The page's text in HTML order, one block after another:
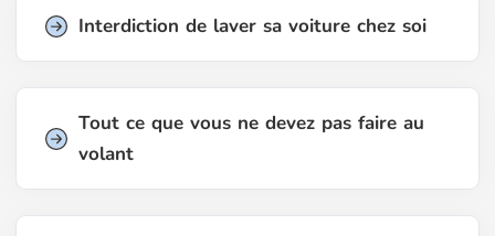
Interdiction de laver sa voiture chez soi
Tout ce que vous ne devez pas faire au
volant